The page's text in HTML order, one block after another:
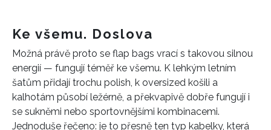
Ke všemu. Doslova
Možná právě proto se flap bags vrací s takovou silnou
energií — fungují téměř ke všemu. K lehkým letním
šatům přidají trochu polish, k oversized košili a
kalhotám působí ležérně, a překvapivě dobře fungují i
se sukněmi nebo sportovnějšími kombinacemi.
Jednoduše řečeno: je to přesně ten typ kabelky, která